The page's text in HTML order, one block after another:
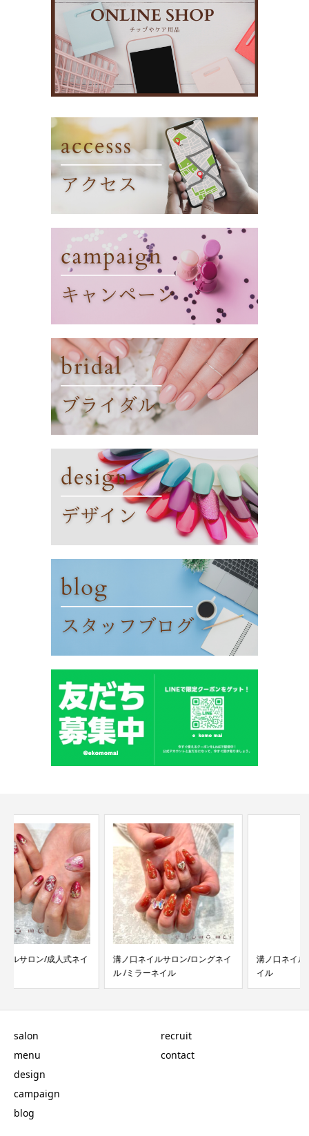
溝ノ口ネイルサロン/ロングネイ
溝ノ口ネイルサロン/キラキラネ
イル
salon
menu
design
campaign
blog
recruit
contact